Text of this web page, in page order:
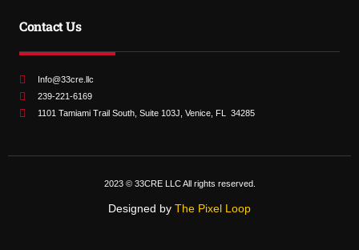
Contact Us
Info@33cre.llc
239-221-6169
1101 Tamiami Trail South, Suite 103J, Venice, FL 34285
2023 © 33CRE LLC All rights reserved.
Designed by The Pixel Loop